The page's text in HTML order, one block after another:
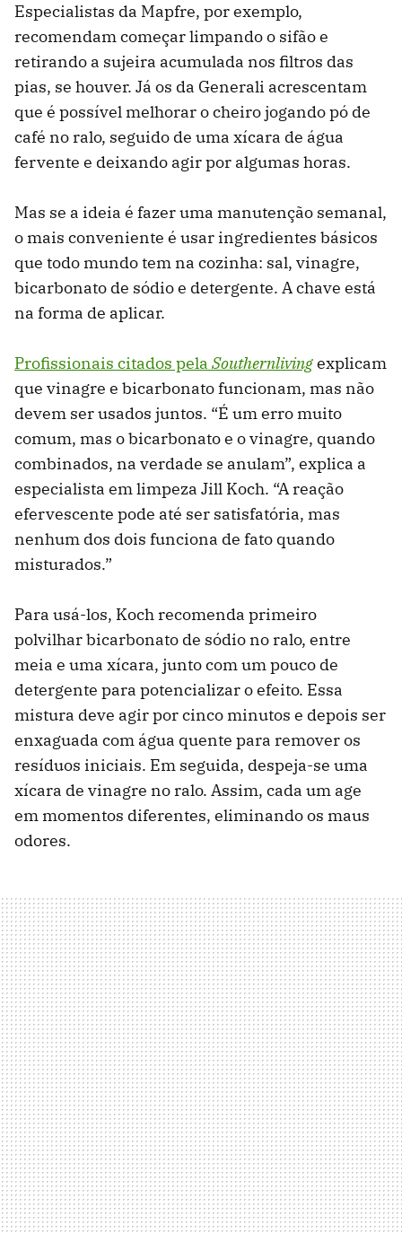
Especialistas da Mapfre, por exemplo,
recomendam começar limpando o sifão e
retirando a sujeira acumulada nos filtros das
pias, se houver. Já os da Generali acrescentam
que é possível melhorar o cheiro jogando pó de
café no ralo, seguido de uma xícara de água
fervente e deixando agir por algumas horas.
Mas se a ideia é fazer uma manutenção semanal,
o mais conveniente é usar ingredientes básicos
que todo mundo tem na cozinha: sal, vinagre,
bicarbonato de sódio e detergente. A chave está
na forma de aplicar.
Profissionais citados pela Southernlivingexplicam
que vinagre e bicarbonato funcionam, mas não
devem ser usados juntos. “É um erro muito
comum, mas o bicarbonato e o vinagre, quando
combinados, na verdade se anulam”, explica a
especialista em limpeza Jill Koch. “A reação
efervescente pode até ser satisfatória, mas
nenhum dos dois funciona de fato quando
misturados.”
Para usá-los, Koch recomenda primeiro
polvilhar bicarbonato de sódio no ralo, entre
meia e uma xícara, junto com um pouco de
detergente para potencializar o efeito. Essa
mistura deve agir por cinco minutos e depois ser
enxaguada com água quente para remover os
resíduos iniciais. Em seguida, despeja-se uma
xícara de vinagre no ralo. Assim, cada um age
em momentos diferentes, eliminando os maus
odores.